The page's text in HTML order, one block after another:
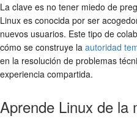
La clave es no tener miedo de
Linux es conocida por ser
nuevos usuarios. Este tipo de
cómo se construye la autoridad
en la resolución de problemas
experiencia compartida.
Aprende Linux de la